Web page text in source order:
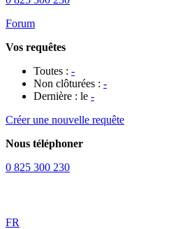
Forum
Vos requêtes
Toutes : -
Non clôturées : -
Dernière : le -
Créer une nouvelle requête
Nous téléphoner
0 825 300 230
FR